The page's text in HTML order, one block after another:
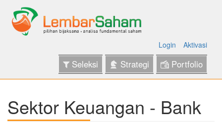
Login Aktivasi
Seleksi Strategi Portfolio
Sektor Keuangan - Bank